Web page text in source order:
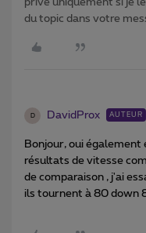
privé uniquement si je
du topic dans votre
D DavidProx AUTEUR
Bonjour, oui également
résultats de vitesse
de comparaison , j'ai
ils tournent à 80 down